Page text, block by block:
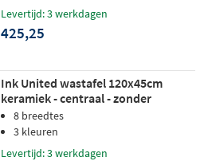
Levertijd: 3 werkdagen
425,25
Ink United wastafel 120x45cm
keramiek - centraal - zonder
kraangaten - glans wit
8 breedtes
3 kleuren
Levertijd: 3 werkdagen